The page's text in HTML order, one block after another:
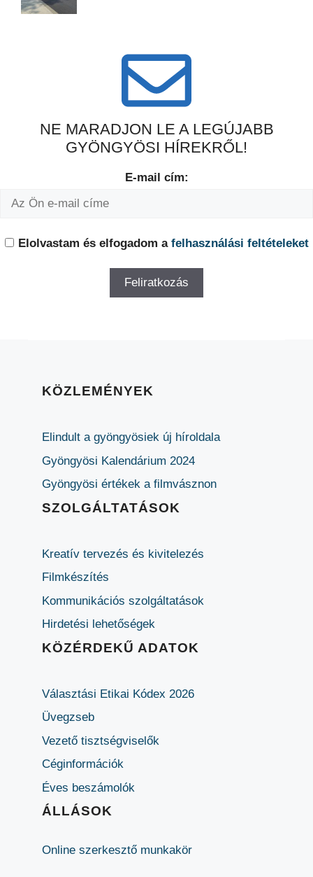
NE MARADJON LE A LEGÚJABB
GYÖNGYÖSI HÍREKRŐL!
E-mail cím:
Elolvastam és elfogadom a felhasználási feltételeket
KÖZLEMÉNYEK
Elindult a gyöngyösiek új híroldala
Gyöngyösi Kalendárium 2024
Gyöngyösi értékek a filmvásznon
SZOLGÁLTATÁSOK
Kreatív tervezés és kivitelezés
Filmkészítés
Kommunikációs szolgáltatások
Hirdetési lehetőségek
KÖZÉRDEKŰ ADATOK
Választási Etikai Kódex 2026
Üvegzseb
Vezető tisztségviselők
Céginformációk
Éves beszámolók
ÁLLÁSOK
Online szerkesztő munkakör